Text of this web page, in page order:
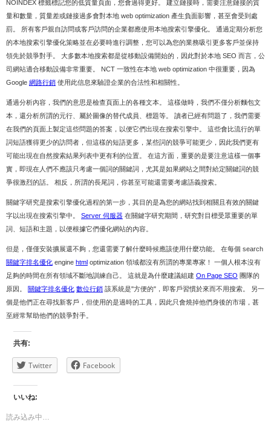
NOINDEX 標籤標記您的低質量頁面，您會過得更好。 建立鏈接時，需要注意鏈接的質
量和數量，質量差或鏈接過多會對本地 web optimization 產生負面影響，甚至會受到處
罰。 所有客戶親自訪問或客戶訪問的企業都應使用本地搜索引擎優化。 通過定期分析您
的本地搜索引擎優化策略並在必要時進行調整，您可以為您的業務吸引更多客戶並保持
領先於競爭對手。 大多數本地搜索都是從移動設備開始的，因此對於本地 SEO 而言，公
司網站適合移動設備非常重要。 NCT 一致性在本地 web optimization 中很重要，因為
Google 網路行銷 使用此信息來驗證企業的合法性和相關性。
通過分析內容，我們的意思是檢查頁面上的各種文本。 這樣做時，我們不僅分析麵包文
本，還分析所謂的元行、屬於圖像的替代成員、標題等。 讀者已經有問題了，我們需要
在我們的頁面上製定這些問題的答案，以便它們出現在搜索引擎中。 這些會比流行的單
詞短語獲得更少的訪問者，但這樣的短語更多，某些詞的競爭可能更少，因此我們更有
可能出現在自然搜索結果列表中更有利的位置。 在這方面，重要的是要注意這樣一個事
實，即現在人們不應該只考慮一個詞的關鍵詞，尤其是如果網站之間對給定關鍵詞的競
爭很激烈的話。 相反，所謂的長尾詞，你甚至可能還需要考慮語義搜索。
關鍵字研究是搜索引擎優化過程的第一步，其目的是為您的網站找到相關且有效的關鍵
字以出現在搜索引擎中。 Server 伺服器 在關鍵字研究期間，研究對目標受眾重要的單
詞、短語和主題，以便根據它們優化網站的內容。
但是，僅僅安裝擴展還不夠，您還需要了解什麼時候應該使用什麼功能。 在每個 search
關鍵字排名優化 engine html optimization 領域都沒有所謂的專業專家！ 一個人根本沒有
足夠的時間在所有領域不斷地訓練自己。 這就是為什麼建議組建 On Page SEO 團隊的
原因。 關鍵字排名優化 數位行銷 該系統是"方便的"，即客戶習慣於來而不用搜索。 另一
個是他們正在尋找新客戶，但使用的是過時的工具，因此只會燒掉他們身後的市場，甚
至經常幫助他們的競爭對手。
共有:
Twitter Facebook
いいね:
読み込み中…